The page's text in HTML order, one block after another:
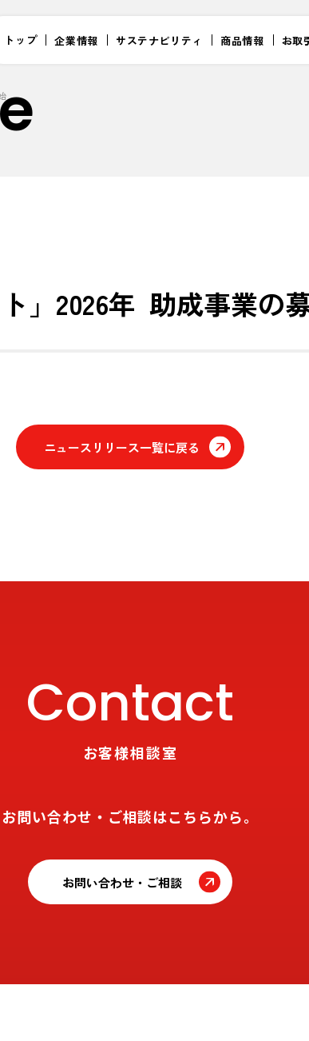
トップ 企業情報 サステナビリティ 商品情報 お取
」2026年 助成事業の
ニュースリリース一覧に戻る
Contact
お客様相談室
お問い合わせ・ご相談はこちらから。
お問い合わせ・ご相談